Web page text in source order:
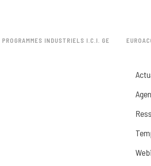
PROGRAMMES INDUSTRIELS I.C.I. GE